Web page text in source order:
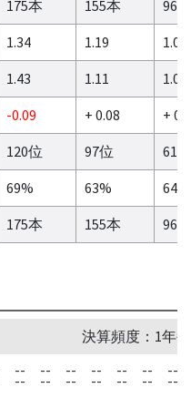
175本 155本
96本
1.34 1.19
1.06
1.43 1.11
1.05
-0.09 + 0.08
+
120位 97位
61位
69% 63%
64%
175本 155本 96本
決算頻度：1年
--
--
--
--
--
--
--
--
--
--
--
--
--
--